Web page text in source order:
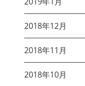
2018年12月
2018年11月
2018年10月